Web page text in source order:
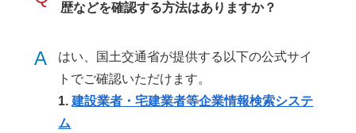
歴などを確認する方法はありますか？
A
はい、国土交通省が提供する以下の公式サイ
トでご確認いただけます。
1.建設業者・宅建業者等企業情報検索システ
ム